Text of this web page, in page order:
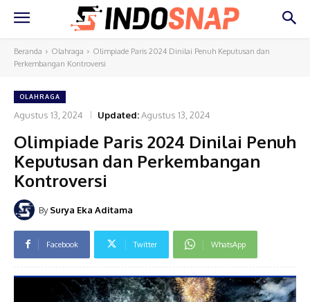
Beranda Olahraga
Olimpiade Paris 2024 Dinilai Penuh Keputusan dan
Perkembangan Kontroversi
OLAHRAGA
Agustus 13, 2024 Updated:Agustus 13, 2024
Olimpiade Paris 2024 Dinilai Penuh
Keputusan dan Perkembangan
Kontroversi
By Surya Eka Aditama
Facebook Twitter WhatsApp